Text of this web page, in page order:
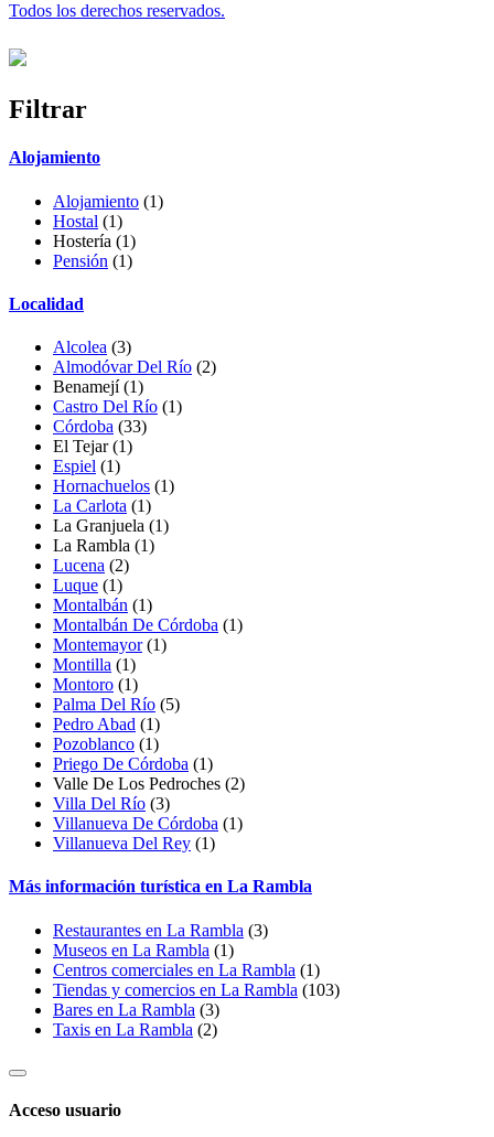
Todos los derechos reservados.
Filtrar
Alojamiento
Alojamiento (1)
Hostal (1)
Hostería (1)
Pensión (1)
Localidad
Alcolea (3)
Almodóvar Del Río (2)
Benamejí(1)
Castro Del Río (1)
Córdoba (33)
El Tejar(1)
Espiel (1)
Hornachuelos (1)
La Carlota (1)
La Granjuela (1)
La Rambla (1)
Lucena (2)
Luque (1)
Montalbán (1)
Montalbán De Córdoba (1)
Montemayor(1)
Montilla (1)
Montoro (1)
Palma Del Río (5)
Pedro Abad (1)
Pozoblanco (1)
Priego De Córdoba (1)
Valle De Los Pedroches (2)
Villa Del Río (3)
Villanueva De Córdoba (1)
Villanueva Del Rey (1)
Más información turística en La Rambla
Restaurantes en La Rambla (3)
Museos en La Rambla (1)
Centros comerciales en La Rambla (1)
Tiendas y comercios en La Rambla (103)
Bares en La Rambla (3)
Taxis en La Rambla (2)
Acceso usuario